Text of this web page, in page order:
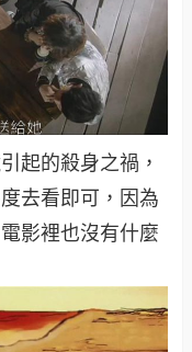
起的殺身之禍，
去看即可，因為
影裡也沒有什麼